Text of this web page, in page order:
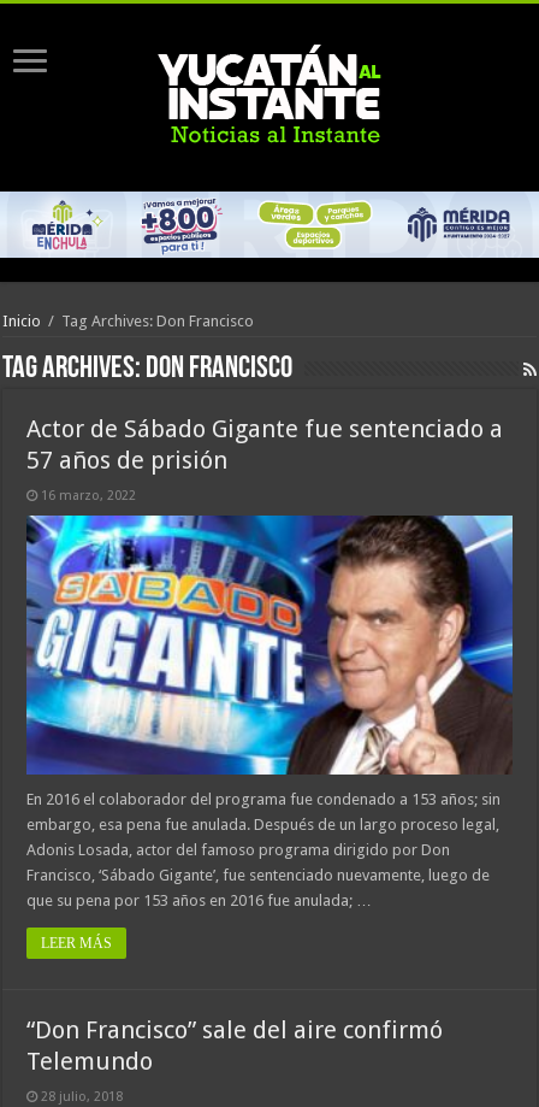
Inicio / Tag Archives: Don Francisco
Tag Archives: Don Francisco
Actor de Sábado Gigante fue sentenciado a
57 años de prisión
16 marzo, 2022
En 2016 el colaborador del programa fue condenado a 153 años; sin
embargo, esa pena fue anulada. Después de un largo proceso legal,
Adonis Losada, actor del famoso programa dirigido por Don
Francisco, ‘Sábado Gigante’, fue sentenciado nuevamente, luego de
que su pena por 153 años en 2016 fue anulada; …
LEER MÁS
“Don Francisco” sale del aire confirmó
Telemundo
28 julio, 2018